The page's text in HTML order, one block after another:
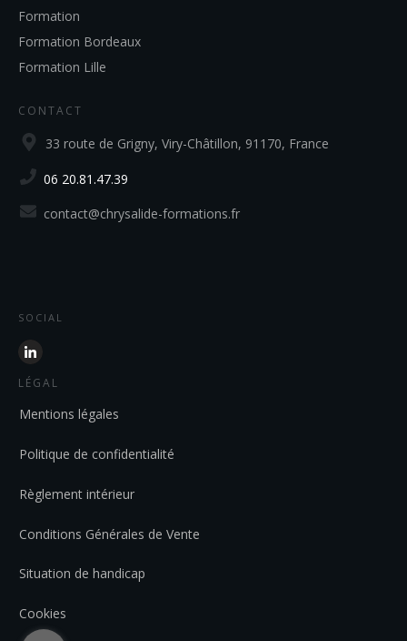
Formation
Formation Bordeaux
Formation Lille
CONTACT
33 route de Grigny, Viry-Châtillon, 91170, France
06 20.81.47.39
contact@chrysalide-formations.fr
SOCIAL
LÉGAL
Mentions légales
Politique de confidentialité
Règlement intérieur
Conditions Générales de Vente
Situation de handicap
Cookies